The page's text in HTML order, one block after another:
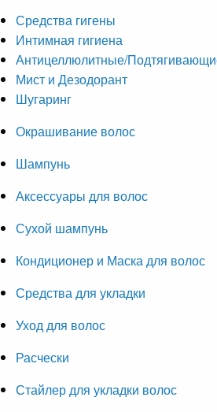
Средства гигены
Интимная гигиена
Антицеллюлитные/
Мист и Дезодорант
Шугаринг
Окрашивание волос
Шампунь
Аксессуары для волос
Сухой шампунь
Кондиционер и Маска для волос
Средства для укладки
Уход для волос
Расчески
Стайлер для укладки волос